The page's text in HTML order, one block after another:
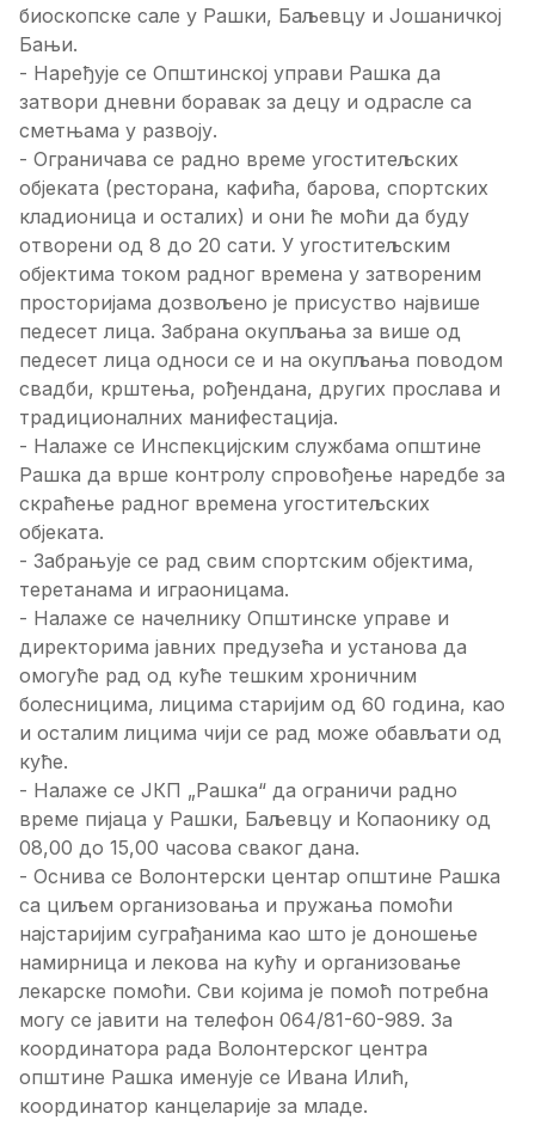
биоскопске сале у Рашки, Баљевцу и Јошаничкој
Бањи.
- Наређује се Општинској управи Рашка да
затвори дневни боравак за децу и одрасле са
сметњама у развоју.
- Ограничава се радно време угоститељских
објеката (ресторана, кафића, барова, спортских
кладионица и осталих) и они ће моћи да буду
отворени од 8 до 20 сати. У угоститељским
објектима током радног времена у затвореним
просторијама дозвољено је присуство највише
педесет лица. Забрана окупљања за више од
педесет лица односи се и на окупљања поводом
свадби, крштења, рођендана, других прослава и
традиционалних манифестација.
- Налаже се Инспекцијским службама општине
Рашка да врше контролу спровођење наредбе за
скраћење радног времена угоститељских
објеката.
- Забрањује се рад свим спортским објектима,
теретанама и играоницама.
- Налаже се начелнику Општинске управе и
директорима јавних предузећа и установа да
омогуће рад од куће тешким хроничним
болесницима, лицима старијим од 60 година, као
и осталим лицима чији се рад може обављати од
куће.
- Налаже се ЈКП „Рашка“ да ограничи радно
време пијаца у Рашки, Баљевцу и Копаонику од
08,00 до 15,00 часова сваког дана.
- Оснива се Волонтерски центар општине Рашка
са циљем организовања и пружања помоћи
најстаријим суграђанима као што је доношење
намирница и лекова на кућу и организовање
лекарске помоћи. Сви којима је помоћ потребна
могу се јавити на телефон 064/81-60-989. За
координатора рада Волонтерског центра
општине Рашка именује се Ивана Илић,
координатор канцеларије за младе.